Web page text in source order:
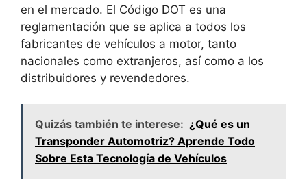
en el mercado. El Código DOT es una
reglamentación que se aplica a todos los
fabricantes de vehículos a motor, tanto
nacionales como extranjeros, así como a los
distribuidores y revendedores.
Quizás también te interese: ¿Qué es un
Transponder Automotriz? Aprende Todo
Sobre Esta Tecnología de Vehículos